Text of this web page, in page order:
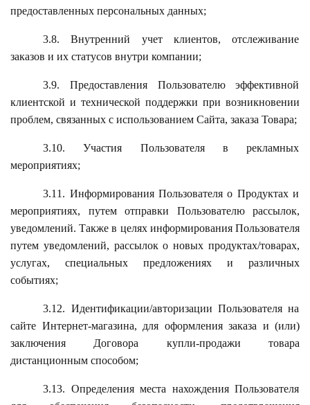
предоставленных персональных данных;
3.8. Внутренний учет клиентов, отслеживание
заказов и их статусов внутри компании;
3.9. Предоставления Пользователю эффективной
клиентской и технической поддержки при возникновении
проблем, связанных с использованием Сайта, заказа Товара;
3.10. Участия Пользователя в рекламных
мероприятиях;
3.11. Информирования Пользователя о Продуктах и
мероприятиях, путем отправки Пользователю рассылок,
уведомлений. Также в целях информирования Пользователя
путем уведомлений, рассылок о новых продуктах/товарах,
услугах, специальных предложениях и различных
событиях;
3.12. Идентификации/авторизации Пользователя на
сайте Интернет-магазина, для оформления заказа и (или)
заключения Договора купли-продажи товара
дистанционным способом;
3.13. Определения места нахождения Пользователя